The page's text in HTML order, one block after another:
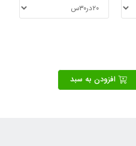
افزودن به سبد